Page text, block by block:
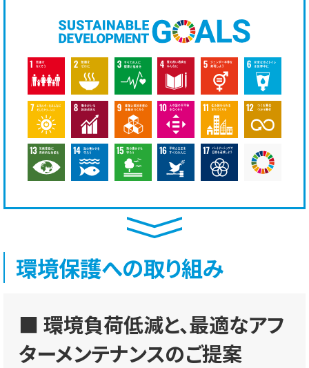
環境保護への取り組み
■ 環境負荷低減と、最適なアフ
ターメンテナンスのご提案